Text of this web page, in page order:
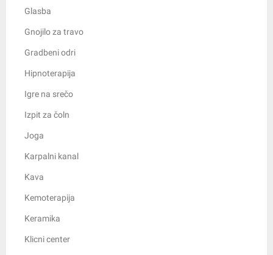
Glasba
Gnojilo za travo
Gradbeni odri
Hipnoterapija
Igre na srečo
Izpit za čoln
Joga
Karpalni kanal
Kava
Kemoterapija
Keramika
Klicni center